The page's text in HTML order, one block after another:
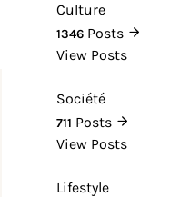
Culture
1346 Posts
View Posts
Société
711 Posts
View Posts
Lifestyle